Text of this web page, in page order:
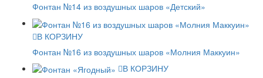
Фонтан №14 из воздушных шаров «Детский»
В КОРЗИНУ
Фонтан №16 из воздушных шаров «Молния Маккуин»
В КОРЗИНУ